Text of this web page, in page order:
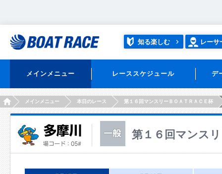
知る楽しむ レーサ
メインメニュー レーススケジュール デ
HOMEメインメニュー 本日のレース 第１６回マンスリーＢＯＡＴＲＡＣＥ杯
第１６回マンス